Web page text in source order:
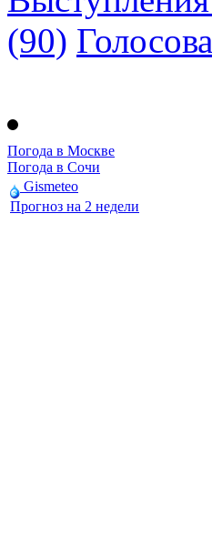
(90)
Погода в Москве
Погода в Сочи
Gismeteo
Прогноз на 2 недели